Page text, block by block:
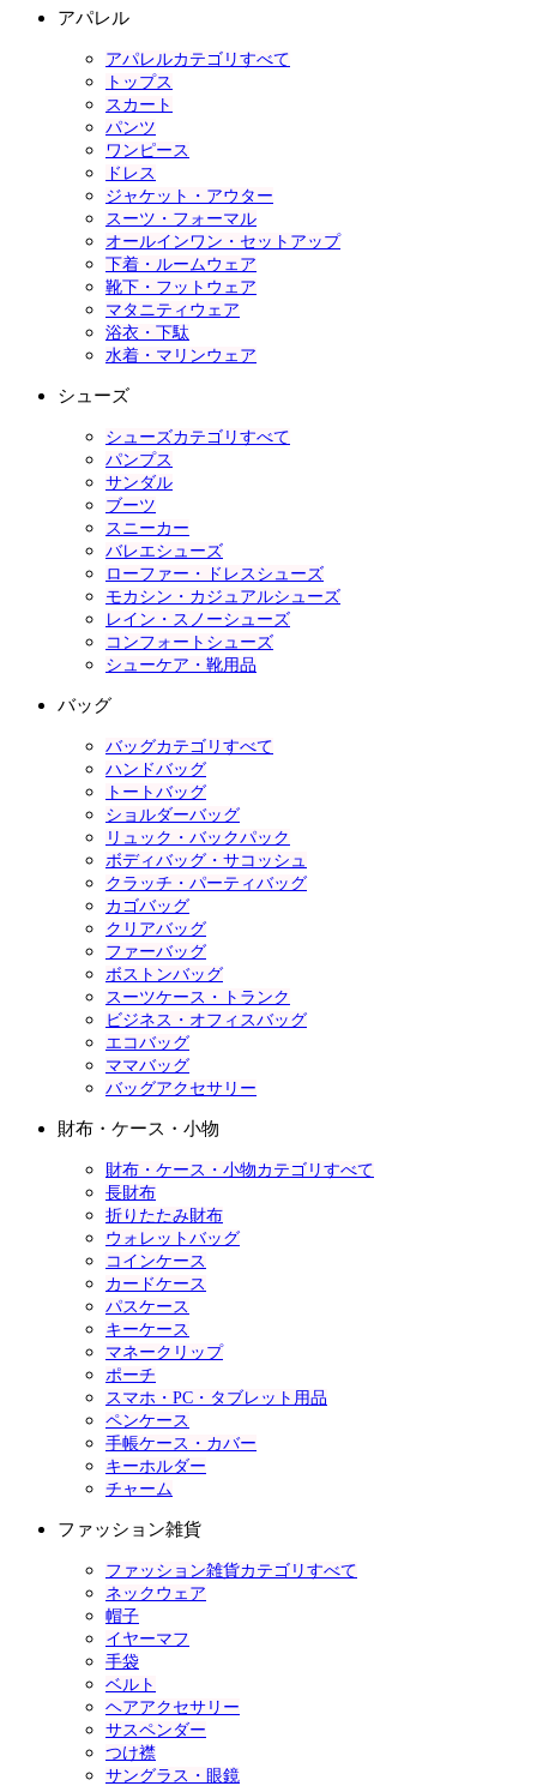
アパレル
アパレルカテゴリすべて
トップス
スカート
パンツ
ワンピース
ドレス
ジャケット・アウター
スーツ・フォーマル
オールインワン・セットアップ
下着・ルームウェア
靴下・フットウェア
マタニティウェア
浴衣・下駄
水着・マリンウェア
シューズ
シューズカテゴリすべて
パンプス
サンダル
ブーツ
スニーカー
バレエシューズ
ローファー・ドレスシューズ
モカシン・カジュアルシューズ
レイン・スノーシューズ
コンフォートシューズ
シューケア・靴用品
バッグ
バッグカテゴリすべて
ハンドバッグ
トートバッグ
ショルダーバッグ
リュック・バックパック
ボディバッグ・サコッシュ
クラッチ・パーティバッグ
カゴバッグ
クリアバッグ
ファーバッグ
ボストンバッグ
スーツケース・トランク
ビジネス・オフィスバッグ
エコバッグ
ママバッグ
バッグアクセサリー
財布・ケース・小物
財布・ケース・小物カテゴリすべて
長財布
折りたたみ財布
ウォレットバッグ
コインケース
カードケース
パスケース
キーケース
マネークリップ
ポーチ
スマホ・PC・タブレット用品
ペンケース
手帳ケース・カバー
キーホルダー
チャーム
ファッション雑貨
ファッション雑貨カテゴリすべて
ネックウェア
帽子
イヤーマフ
手袋
ベルト
ヘアアクセサリー
サスペンダー
つけ襟
サングラス・眼鏡